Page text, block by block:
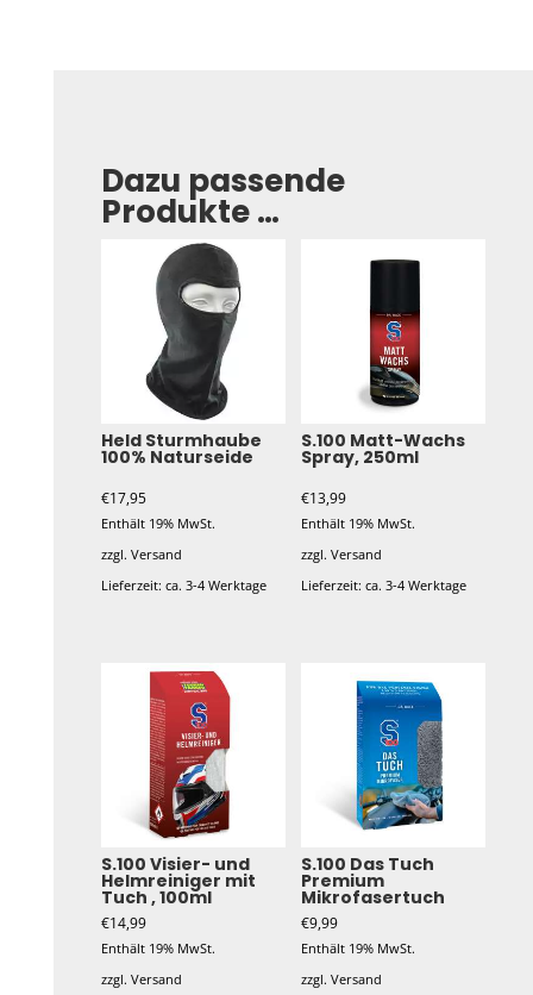
Dazu passende
Produkte …
Held Sturmhaube
100% Naturseide
€17,95
Enthält 19% MwSt.
zzgl.Versand
Lieferzeit: ca. 3-4 Werktage
S.100 Matt-Wachs
Spray, 250ml
€13,99
Enthält 19% MwSt.
zzgl. Versand
Lieferzeit: ca. 3-4 Werktage
S.100 Visier- und
Helmreiniger mit
Tuch , 100ml
€14,99
Enthält 19% MwSt.
zzgl.Versand
S.100 Das Tuch
Premium
Mikrofasertuch
€9,99
Enthält 19% MwSt.
zzgl. Versand